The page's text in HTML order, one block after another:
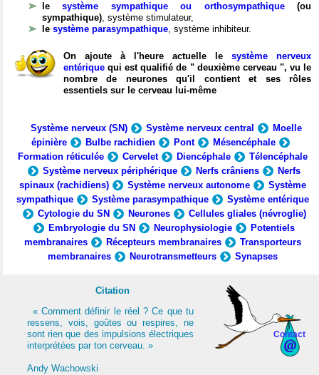
lesystème sympathique ou orthosympathique(ou
sympathique), système stimulateur,
le système parasympathique, système inhibiteur.
On ajoute à l'heure actuelle le système nerveux
entérique qui est qualifié de " deuxième cerveau ", vu le
nombre de neurones qu'il contient et ses rôles
essentiels sur le cerveau lui-même
Système nerveux (SN) Système nerveux central
Moelle
épinière
Bulbe rachidien Pont
Mésencéphale
Formation réticulée
Cervelet Diencéphale
Télencéphale
Système nerveux périphérique
Nerfs crâniens
Nerfs
spinaux (rachidiens)
Système nerveux autonome
Système
sympathique
Système parasympathique
Système entérique
Cytologie du SN
Neurones
Cellules gliales (névroglie)
Embryologie du SN
Neurophysiologie
Potentiels
membranaires
Récepteurs membranaires
Transporteurs
membranaires
Neurotransmetteurs Synapses
Contact
Citation
« Comment définir le réel ? Ce que tu
ressens, vois, goûtes ou respires, ne
sont rien que des impulsions électriques
interprétées par ton cerveau. »
Andy Wachowski